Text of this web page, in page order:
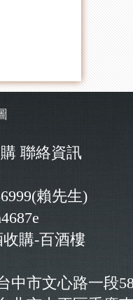
聯絡資訊
賴先生)
購-百酒樓
中市文心路一段